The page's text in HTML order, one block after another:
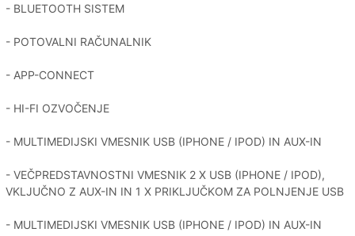
- BLUETOOTH SISTEM
- POTOVALNI RAČUNALNIK
- APP-CONNECT
- HI-FI OZVOČENJE
- MULTIMEDIJSKI VMESNIK USB (IPHONE / IPOD) IN AUX-IN
- VEČPREDSTAVNOSTNI VMESNIK 2 X USB (IPHONE / IPOD),
VKLJUČNO Z AUX-IN IN 1 X PRIKLJUČKOM ZA POLNJENJE USB
- MULTIMEDIJSKI VMESNIK USB (IPHONE / IPOD) IN AUX-IN